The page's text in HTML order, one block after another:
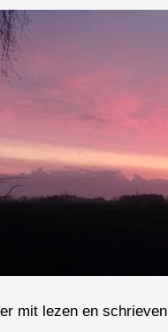
mit lezen en schrieven